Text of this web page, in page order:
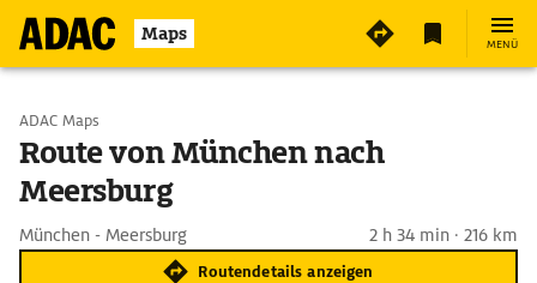
Maps MENÜ
Start wählen
Ziel eingeben
ADAC Maps
Route von München nach
Meersburg
München - Meersburg 2 h 34 min · 216 km
Routendetails anzeigen